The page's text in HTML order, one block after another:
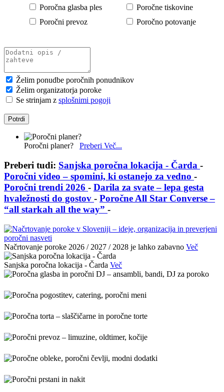
Poročna glasba ples
Poročne tiskovine
Poročni prevoz
Poročno potovanje
Želim ponudbe poročnih ponudnikov
Želim organizatorja poroke
Se strinjam z splošnimi pogoji
Izpostavljeni poročni članki in ideje za
Poročni planer? Preberi Več...
Preberi tudi: Sanjska poročna lokacija - Čarda -
Poročni video – spomini, ki ostanejo za vedno -
Poročni trendi 2026 - Darila za svate – lepa gesta
hvaležnosti do gostov - Poročne All Star Converse –
“all starkah all the way” -
Načrtovanje poroke 2026 / 2027 / 2028 je lahko zabavno Več
Sanjska poročna lokacija - Čarda Več